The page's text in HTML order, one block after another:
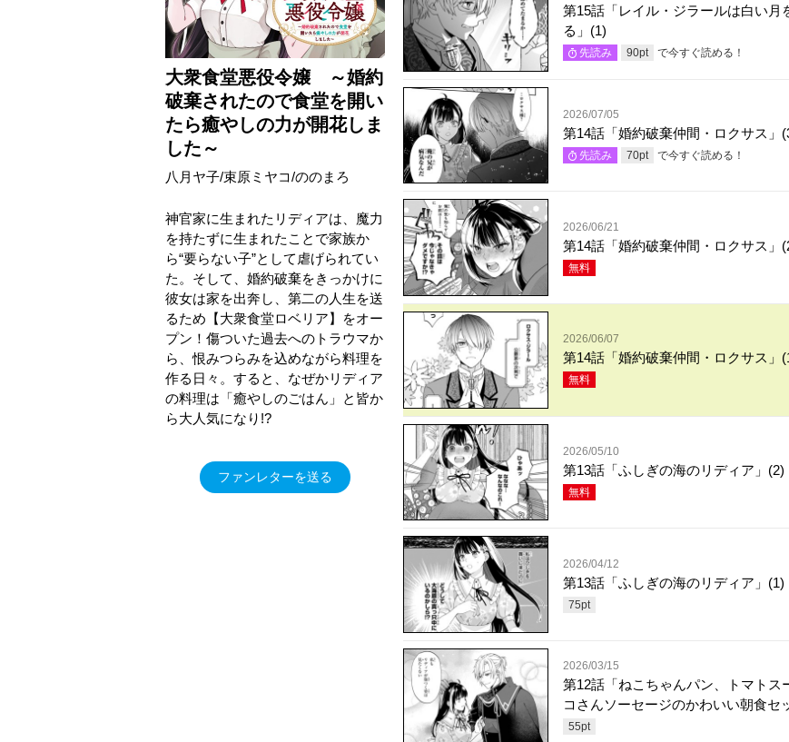
大衆食堂悪役令嬢 ～婚約
破棄されたので食堂を開い
たら癒やしの力が開花しま
した～
八月ヤ子/束原ミヤコ/ののまろ
神官家に生まれたリディアは、魔力
を持たずに生まれたことで家族か
ら“要らない子”として虐げられてい
た。そして、婚約破棄をきっかけに
彼女は家を出奔し、第二の人生を送
るため【大衆食堂ロベリア】をオー
プン！傷ついた過去へのトラウマか
ら、恨みつらみを込めながら料理を
作る日々。すると、なぜかリディア
の料理は「癒やしのごはん」と皆か
ら大人気になり!?
ファンレターを送る
第15話「レイル・ジラールは白い月
る」(1)
先読み 90pt で今すぐ読める！
2026/07/05
第14話「婚約破棄仲間・ロクサス」
先読み 70pt で今すぐ読める！
2026/06/21
第14話「婚約破棄仲間・ロクサス」
無料
2026/06/07
第14話「婚約破棄仲間・ロクサス」
無料
2026/05/10
第13話「ふしぎの海のリディア」(2)
無料
2026/04/12
第13話「ふしぎの海のリディア」(1)
75pt
2026/03/15
第12話「ねこちゃんパン、トマトス
コさんソーセージのかわいい朝食セ
55pt